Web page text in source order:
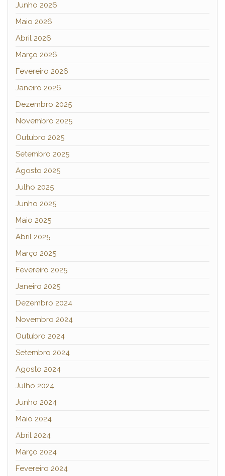
Junho 2026
Maio 2026
Abril 2026
Março 2026
Fevereiro 2026
Janeiro 2026
Dezembro 2025
Novembro 2025
Outubro 2025
Setembro 2025
Agosto 2025
Julho 2025
Junho 2025
Maio 2025
Abril 2025
Março 2025
Fevereiro 2025
Janeiro 2025
Dezembro 2024
Novembro 2024
Outubro 2024
Setembro 2024
Agosto 2024
Julho 2024
Junho 2024
Maio 2024
Abril 2024
Março 2024
Fevereiro 2024